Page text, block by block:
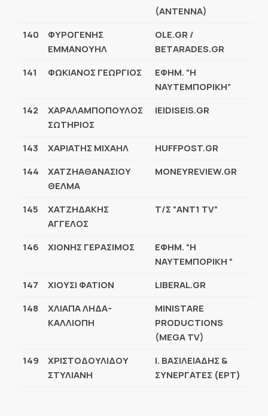
(ANTENNA)
140
ΦΥΡΟΓΕΝΗΣ
ΕΜΜΑΝΟΥΗΛ
OLE.GR /
BETARADES.GR
141
ΦΩΚΙΑΝΟΣ ΓΕΩΡΓΙΟΣ
ΕΦΗΜ. “Η
ΝΑΥΤΕΜΠΟΡΙΚΗ”
142
ΧΑΡΑΛΑΜΠΟΠΟΥΛΟΣ
ΣΩΤΗΡΙΟΣ
IEIDISEIS.GR
143 ΧΑΡΙΑΤΗΣ ΜΙΧΑΗΛ
HUFFPOST.GR
144
ΧΑΤΖΗΑΘΑΝΑΣΙΟΥ
ΘΕΛΜΑ
MONEYREVIEW.GR
145
ΧΑΤΖΗΔΑΚΗΣ
ΑΓΓΕΛΟΣ
Τ/Σ “ANT1 TV”
146 ΧΙΟΝΗΣ ΓΕΡΑΣΙΜΟΣ
ΕΦΗΜ. “Η
ΝΑΥΤΕΜΠΟΡΙΚΗ “
147
ΧΙΟΥΣΙ ΦΑΤΙΟΝ
LIBERAL.GR
148
ΧΛΙΑΠΑ ΛΗΔΑ-
ΚΑΛΛΙΟΠΗ
MINISTARE
PRODUCTIONS
(MEGA TV)
149
ΧΡΙΣΤΟΔΟΥΛΙΔΟΥ
ΣΤΥΛΙΑΝΗ
Ι. ΒΑΣΙΛΕΙΑΔΗΣ &
ΣΥΝΕΡΓΑΤΕΣ (ΕΡΤ)